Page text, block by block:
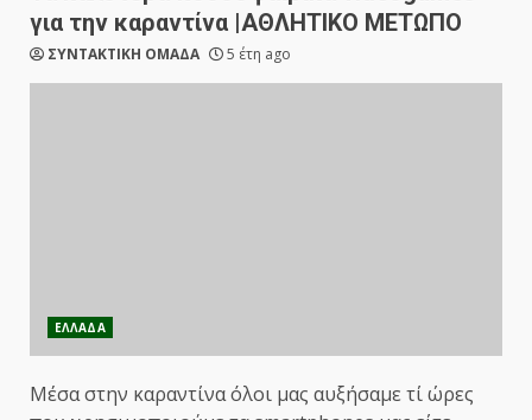
για την καραντίνα |ΑΘΛΗΤΙΚΟ ΜΕΤΩΠΟ
ΣΥΝΤΑΚΤΙΚΗ ΟΜΑΔΑ 5 έτη ago
ΕΛΛΑΔΑ
Μέσα στην καραντίνα όλοι μας αυξήσαμε τί ώρες